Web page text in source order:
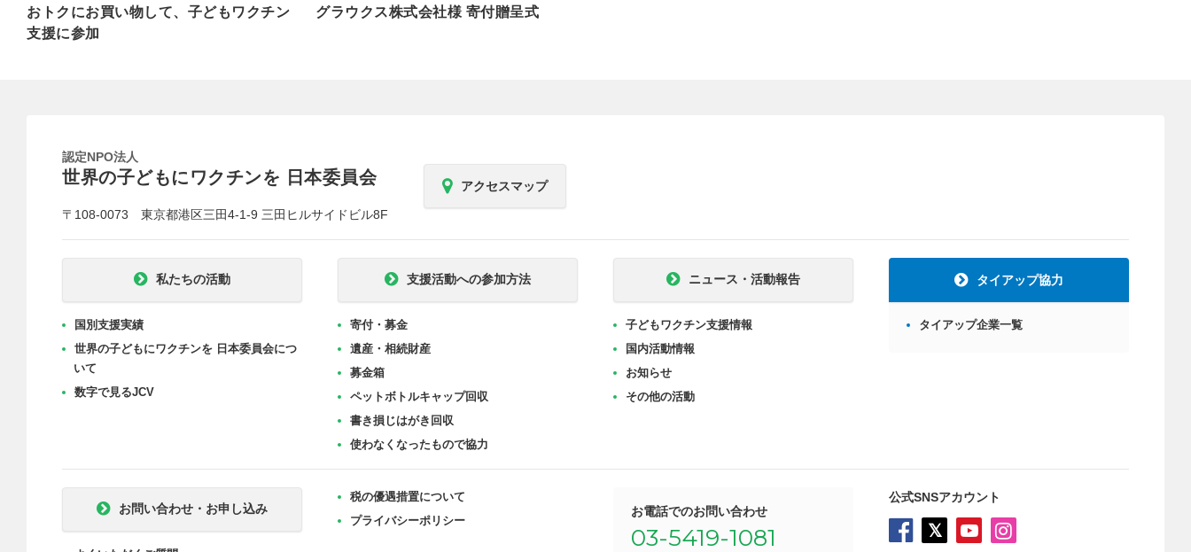
おトクにお買い物して、子どもワクチン
支援に参加
グラウクス株式会社様 寄付贈呈式
認定NPO法人
世界の子どもにワクチンを 日本委員会
〒108-0073 東京都港区三田4-1-9 三田ヒルサイドビル8F
アクセスマップ
私たちの活動
国別支援実績
世界の子どもにワクチンを 日本委員会につ
いて
数字で見るJCV
支援活動への参加方法
寄付・募金
遺産・相続財産
募金箱
ペットボトルキャップ回収
書き損じはがき回収
使わなくなったもので協力
ニュース・活動報告
子どもワクチン支援情報
国内活動情報
お知らせ
その他の活動
タイアップ協力
タイアップ企業一覧
お問い合わせ・お申し込み
税の優遇措置について
プライバシーポリシー
お電話でのお問い合わせ
03-5419-1081
公式SNSアカウント